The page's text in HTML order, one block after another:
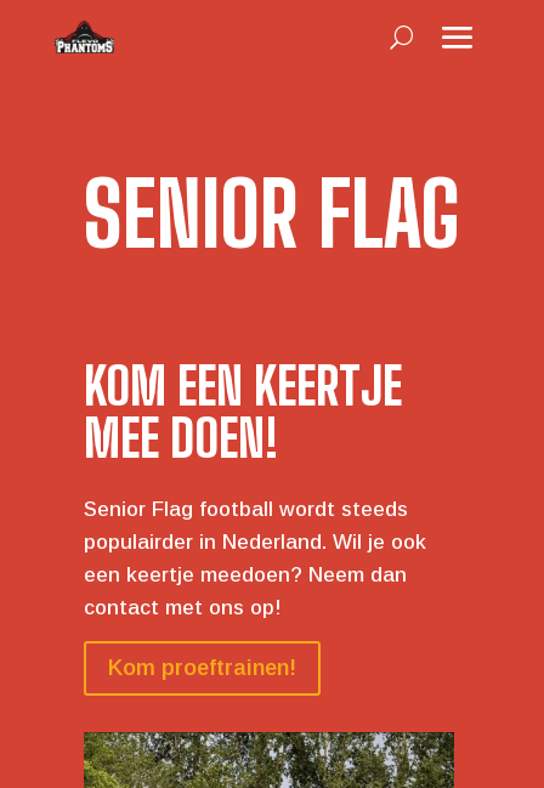
SENIOR FLAG
KOM EEN KEERTJE
MEE DOEN!
Senior Flag football wordt steeds
populairder in Nederland. Wil je ook
een keertje meedoen? Neem dan
contact met ons op!
Kom proeftrainen!